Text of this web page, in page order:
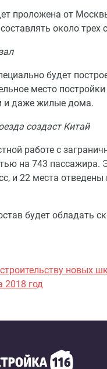
проложена от
около трех
будет
место
и даже жилые дома.
создаст Китай
работе с
на 743 пассажира.
и 22 места
будет обладать
новых
2018 год